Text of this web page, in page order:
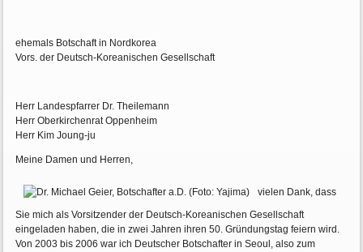
ehemals Botschaft in Nordkorea
Vors. der Deutsch-Koreanischen Gesellschaft
Herr Landespfarrer Dr. Theilemann
Herr Oberkirchenrat Oppenheim
Herr Kim Joung-ju
Meine Damen und Herren,
vielen Dank, dass
Sie mich als Vorsitzender der Deutsch-Koreanischen Gesellschaft
eingeladen haben, die in zwei Jahren ihren 50. Gründungstag feiern wird.
Von 2003 bis 2006 war ich Deutscher Botschafter in Seoul, also zum